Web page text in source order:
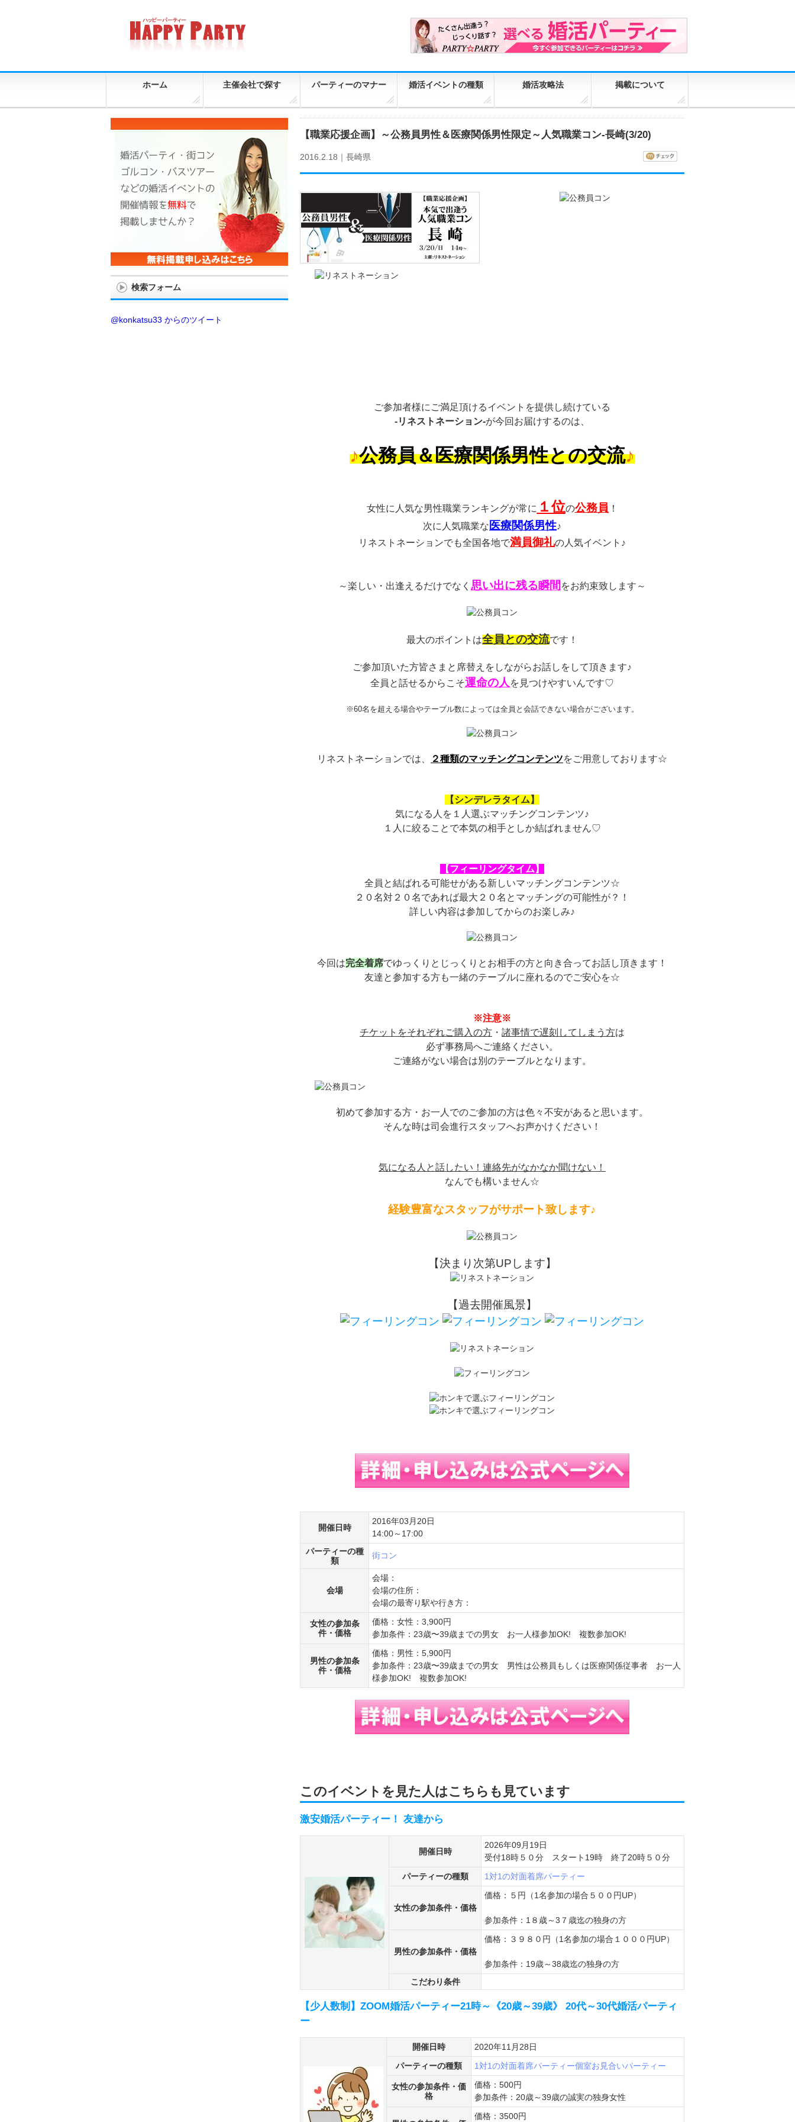
ホーム 主催会社で探す パーティーのマナー 婚活イベントの種類 婚活攻略法 掲載について
【職業応援企画】～公務員男性＆医療関係男性限定～人気職業コン-長崎(3/20)
2016.2.18｜ 長崎県
ご参加者様にご満足頂けるイベントを提供し続けている
-リネストネーション-が今回お届けするのは、
♪公務員＆医療関係男性との交流♪
女性に人気な男性職業ランキングが常に １位の公務員 ！
次に人気職業な 医療関係男性♪
リネストネーションでも全国各地で満員御礼の人気イベント♪
～楽しい・出逢えるだけでなく 思い出に残る瞬間 をお約束致します～
最大のポイントは全員との交流です！
ご参加頂いた方皆さまと席替えをしながらお話しをして頂きます♪
全員と話せるからこそ運命の人 を見つけやすいんです♡
※60名を超える場合やテーブル数によっては全員と会話できない場合がございます。
リネストネーションでは、 ２種類のマッチングコンテンツをご用意しております☆
【シンデレラタイム】
気になる人を１人選ぶマッチングコンテンツ♪
１人に絞ることで本気の相手としか結ばれません♡
【フィーリングタイム】
全員と結ばれる可能せがある新しいマッチングコンテンツ☆
２０名対２０名であれば最大２０名とマッチングの可能性が？！
詳しい内容は参加してからのお楽しみ♪
今回は完全着席でゆっくりとじっくりとお相手の方と向き合ってお話し頂きます！
友達と参加する方も一緒のテーブルに座れるのでご安心を☆
※注意※
チケットをそれぞれご購入の方 ・ 諸事情で遅刻してしまう方は
必ず事務局へご連絡ください。
ご連絡がない場合は別のテーブルとなります。
初めて参加する方・お一人でのご参加の方は色々不安があると思います。
そんな時は司会進行スタッフへお声かけください！
気になる人と話したい！連絡先がなかなか聞けない！
なんでも構いません☆
経験豊富なスタッフがサポート致します♪
【決まり次第UPします】
【過去開催風景】
開催日時
2016年03月20日
14:00～17:00
パーティーの種
類
街コン
会場
会場：
会場の住所：
会場の最寄り駅や行き方：
女性の参加条
件・価格
価格：女性：3,900円
参加条件：23歳〜39歳までの男女 お一人様参加OK! 複数参加OK!
男性の参加条
件・価格
価格：男性：5,900円
参加条件：23歳〜39歳までの男女 男性は公務員もしくは医療関係従事者 お一人
様参加OK! 複数参加OK!
このイベントを見た人はこちらも見ています
激安婚活パーティー！ 友達から
開催日時
2026年09月19日
受付18時５０分 スタート19時 終了20時５０分
パーティーの種類
1対1の対面着席パーティー
女性の参加条件・価格
価格：５円（1名参加の場合５００円UP）
参加条件：1８歳～3７歳迄の独身の方
男性の参加条件・価格
価格：３９８０円（1名参加の場合１０００円UP）
参加条件：19歳～38歳迄の独身の方
こだわり条件
【少人数制】ZOOM婚活パーティー21時～《20歳～39歳》 20代～30代婚活パーティ
ー
開催日時
2020年11月28日
パーティーの種類
1対1の対面着席パーティー個室お見合いパーティー
女性の参加条件・価
格
価格：500円
参加条件：20歳～39歳の誠実の独身女性
価格：3500円
検索フォーム
@konkatsu33 からのツイート